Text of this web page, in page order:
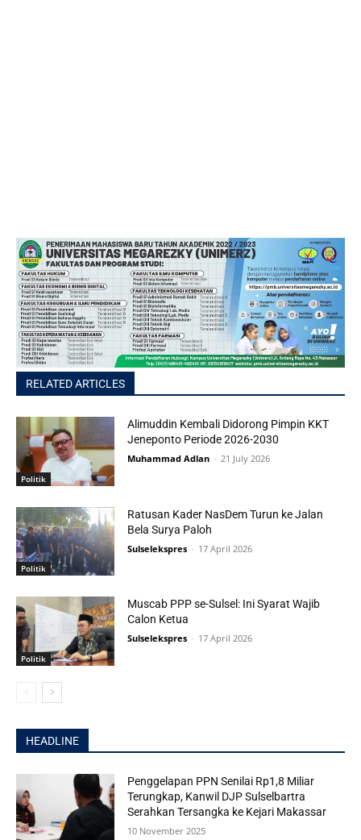
RELATED ARTICLES
Politik
Alimuddin Kembali Didorong Pimpin KKT
Jeneponto Periode 2026-2030
Muhammad Adlan - 21 July 2026
Politik
Ratusan Kader NasDem Turun ke Jalan
Bela Surya Paloh
Sulselekspres - 17 April 2026
Politik
Muscab PPP se-Sulsel: Ini Syarat Wajib
Calon Ketua
Sulselekspres - 17 April 2026
HEADLINE
Penggelapan PPN Senilai Rp1,8 Miliar
Terungkap, Kanwil DJP Sulselbartra
Serahkan Tersangka ke Kejari Makassar
10 November 2025